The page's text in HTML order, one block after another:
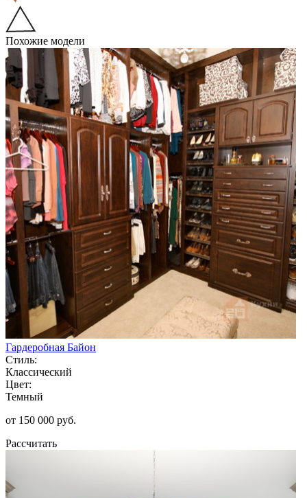
Похожие модели
Гардеробная Байон
Стиль:
Классический
Цвет:
Темный
от 150 000 руб.
Рассчитать